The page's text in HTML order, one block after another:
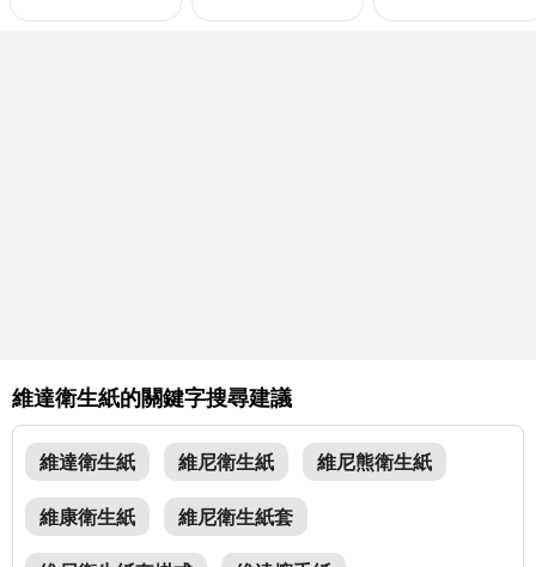
維達衛生紙的關鍵字搜尋建議
維達衛生紙 維尼衛生紙
維尼熊衛生紙
維康衛生紙
維尼衛生紙套